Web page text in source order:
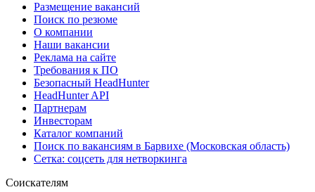
Размещение вакансий
Поиск по резюме
О компании
Наши вакансии
Реклама на сайте
Требования к ПО
Безопасный HeadHunter
HeadHunter API
Партнерам
Инвесторам
Каталог компаний
Поиск по вакансиям в Барвихе (Московская область)
Сетка: соцсеть для нетворкинга
Соискателям